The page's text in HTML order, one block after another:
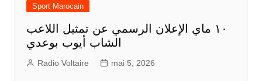
Sport Marocain
١٠ ماي الإعلان الرسمي عن تمثيل اللاعب
الشاب أيوب بوعدي
Radio Voltaire mai 5, 2026